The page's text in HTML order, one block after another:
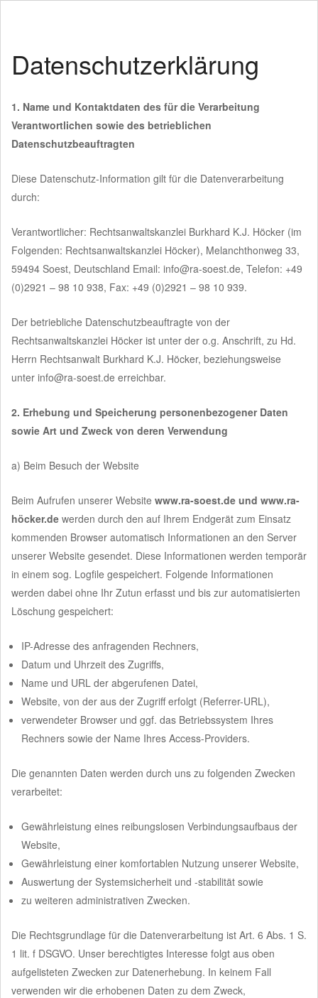
Datenschutzerklärung
1. Name und Kontaktdaten des für die Verarbeitung
Verantwortlichen sowie des betrieblichen
Datenschutzbeauftragten
Diese Datenschutz-Information gilt für die Datenverarbeitung
durch:
Verantwortlicher: Rechtsanwaltskanzlei Burkhard K.J. Höcker (im
Folgenden: Rechtsanwaltskanzlei Höcker), Melanchthonweg 33,
59494 Soest, Deutschland Email: info@ra-soest.de, Telefon: +49
(0)2921 – 98 10 938, Fax: +49 (0)2921 – 98 10 939.
Der betriebliche Datenschutzbeauftragte von der
Rechtsanwaltskanzlei Höcker ist unter der o.g. Anschrift, zu Hd.
Herrn Rechtsanwalt Burkhard K.J. Höcker, beziehungsweise
unter info@ra-soest.de erreichbar.
2. Erhebung und Speicherung personenbezogener Daten
sowie Art und Zweck von deren Verwendung
a) Beim Besuch der Website
Beim Aufrufen unserer Website www.ra-soest.de und www.ra-
höcker.de werden durch den auf Ihrem Endgerät zum Einsatz
kommenden Browser automatisch Informationen an den Server
unserer Website gesendet. Diese Informationen werden temporär
in einem sog. Logfile gespeichert. Folgende Informationen
werden dabei ohne Ihr Zutun erfasst und bis zur automatisierten
Löschung gespeichert:
IP-Adresse des anfragenden Rechners,
Datum und Uhrzeit des Zugriffs,
Name und URL der abgerufenen Datei,
Website, von der aus der Zugriff erfolgt (Referrer-URL),
verwendeter Browser und ggf. das Betriebssystem Ihres
Rechners sowie der Name Ihres Access-Providers.
Die genannten Daten werden durch uns zu folgenden Zwecken
verarbeitet:
Gewährleistung eines reibungslosen Verbindungsaufbaus der
Website,
Gewährleistung einer komfortablen Nutzung unserer Website,
Auswertung der Systemsicherheit und -stabilität sowie
zu weiteren administrativen Zwecken.
Die Rechtsgrundlage für die Datenverarbeitung ist Art. 6 Abs. 1 S.
1 lit. f DSGVO. Unser berechtigtes Interesse folgt aus oben
aufgelisteten Zwecken zur Datenerhebung. In keinem Fall
verwenden wir die erhobenen Daten zu dem Zweck,